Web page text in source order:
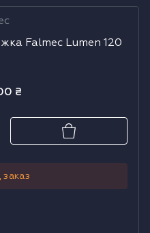
Falmec Lumen 120
₴
заказ